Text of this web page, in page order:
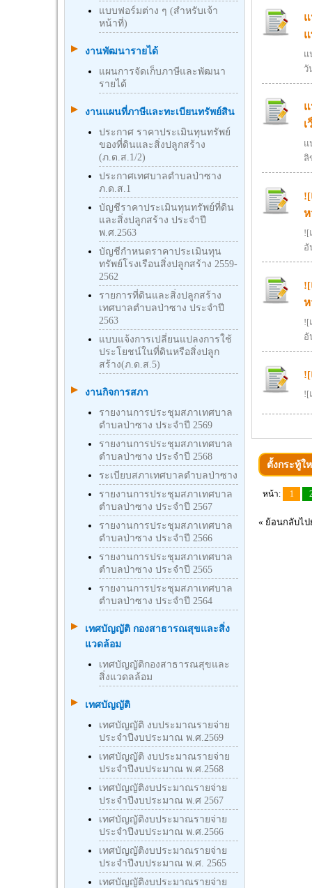
แบบฟอร์มต่าง ๆ (สำหรับเจ้า
หน้าที่)
งานพัฒนารายได้
แผนการจัดเก็บภาษีและพัฒนา
รายได้
งานแผนที่ภาษีและทะเบียนทรัพย์สิน
ประกาศ ราคาประเมินทุนทรัพย์
ของที่ดินและสิ่งปลูกสร้าง
(ภ.ด.ส.1/2)
ประกาศเทศบาลตำบลป่าซาง
ภ.ด.ส.1
บัญชีราคาประเมินทุนทรัพย์ที่ดิน
และสิ่งปลูกสร้าง ประจำปี
พ.ศ.2563
บัญชีกําหนดราคาประเมินทุน
ทรัพย์โรงเรือนสิ่งปลูกสร้าง 2559-
2562
รายการที่ดินและสิ่งปลูกสร้าง
เทศบาลตำบลป่าซาง ประจำปี
2563
แบบแจ้งการเปลี่ยนแปลงการใช้
ประโยชน์ในที่ดินหรือสิ่งปลูก
สร้าง(ภ.ด.ส.5)
งานกิจการสภา
รายงานการประชุมสภาเทศบาล
ตำบลป่าซาง ประจำปี 2569
รายงานการประชุมสภาเทศบาล
ตำบลป่าซาง ประจำปี 2568
ระเบียบสภาเทศบาลตำบลป่าซาง
รายงานการประชุมสภาเทศบาล
ตำบลป่าซาง ประจำปี 2567
รายงานการประชุมสภาเทศบาล
ตำบลป่าซาง ประจำปี 2566
รายงานการประชุมสภาเทศบาล
ตำบลป่าซาง ประจำปี 2565
รายงานการประชุมสภาเทศบาล
ตำบลป่าซาง ประจำปี 2564
เทศบัญญัติ กองสาธารณสุขและสิ่ง
แวดล้อม
เทศบัญญัติกองสาธารณสุขและ
สิ่งแวดลล้อม
เทศบัญญัติ
เทศบัญญัติ งบประมาณรายจ่าย
ประจำปีงบประมาณ พ.ศ.2569
เทศบัญญัติ งบประมาณรายจ่าย
ประจำปีงบประมาณ พ.ศ.2568
เทศบัญญัติงบประมาณรายจ่าย
ประจำปีงบประมาณ พ.ศ 2567
เทศบัญญัติงบประมาณรายจ่าย
ประจำปีงบประมาณ พ.ศ.2566
เทศบัญญัติงบประมาณรายจ่าย
ประจำปีงบประมาณ พ.ศ. 2565
เทศบัญญัติงบประมาณรายจ่าย
แ
วั
แ
ลิ
ห
![
อั
ห
![
อั
![
ตั้งกระทู้ใ
หน้า: 1
« ย้อนกลับไป